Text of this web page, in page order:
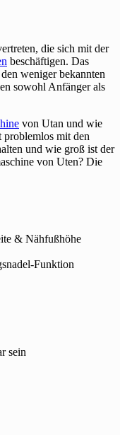
die sich mit der
beschäftigen. Das
weniger bekannten
sowohl Anfänger als
von Utan und wie
problemlos mit den
und wie groß ist der
von Uten? Die
& Nähfußhöhe
Funktion
sein